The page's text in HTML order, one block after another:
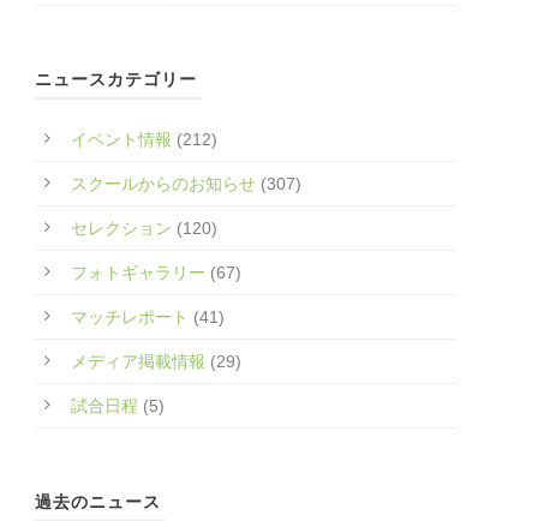
ニュースカテゴリー
イベント情報 (212)
スクールからのお知らせ (307)
セレクション (120)
フォトギャラリー (67)
マッチレポート (41)
メディア掲載情報 (29)
試合日程 (5)
過去のニュース